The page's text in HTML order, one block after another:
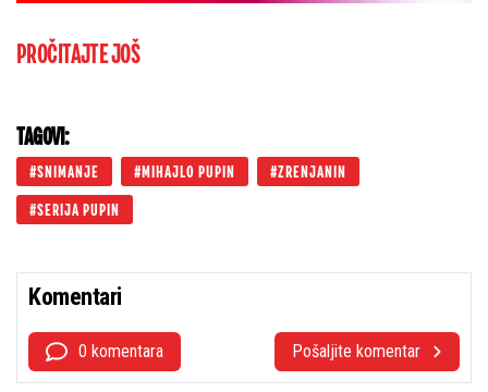
PROČITAJTE JOŠ
TAGOVI:
SNIMANJE MIHAJLO PUPIN ZRENJANIN
SERIJA PUPIN
Komentari
0 komentara Pošaljite komentar